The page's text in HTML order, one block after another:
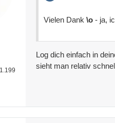
1.199
Vielen Dank \o - ja,
Log dich einfach in
sieht man relativ